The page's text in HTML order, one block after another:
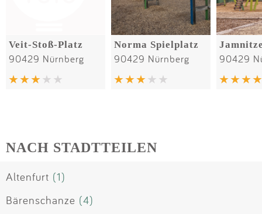
Veit-Stoß-Platz
90429 Nürnberg
Norma Spielplatz
90429 Nürnberg 90429
NACH STADTTEILEN
Altenfurt (1)
Bärenschanze (4)